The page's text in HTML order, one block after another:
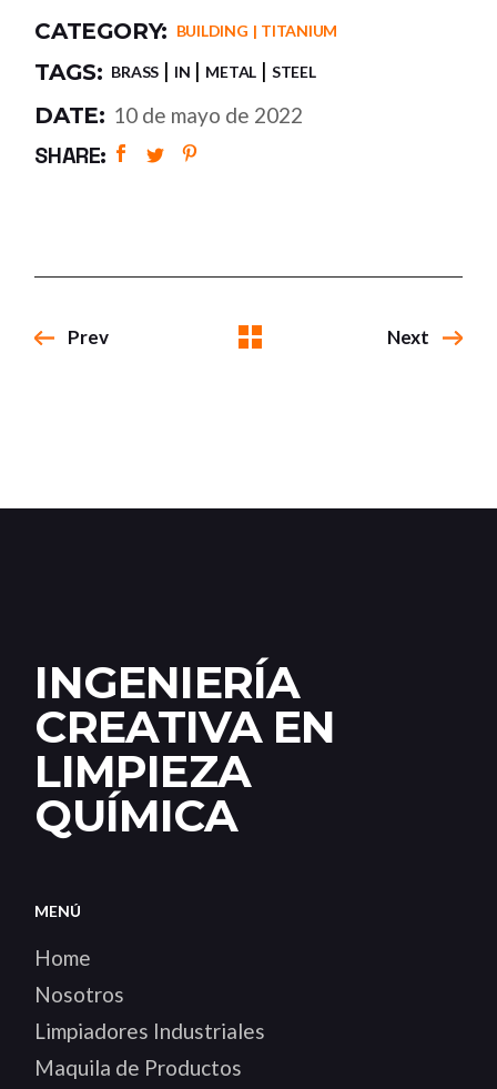
CATEGORY: BUILDING TITANIUM
TAGS: BRASS IN METAL STEEL
DATE: 10 de mayo de 2022
SHARE:
Prev Next
INGENIERÍA
CREATIVA EN
LIMPIEZA
QUÍMICA
MENÚ
Home
Nosotros
Limpiadores Industriales
Maquila de Productos